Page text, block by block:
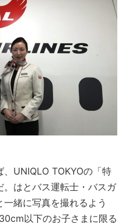
UNIQLO TOKYOの「特
。はとバス運転士・バスガ
緒に写真を撮れるよう
以下のお子さまに限る